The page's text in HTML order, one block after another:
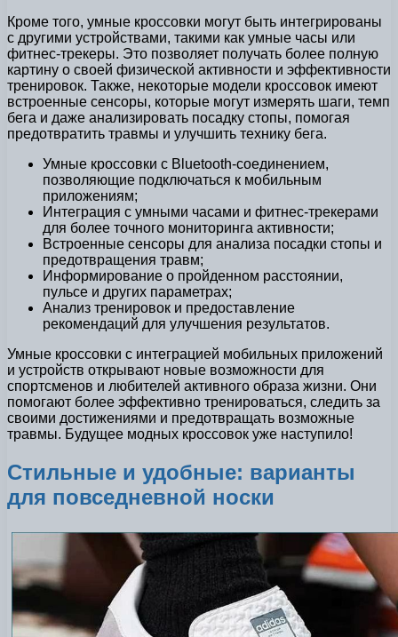
Кроме того, умные кроссовки могут быть интегрированы
с другими устройствами, такими как умные часы или
фитнес-трекеры. Это позволяет получать более полную
картину о своей физической активности и эффективности
тренировок. Также, некоторые модели кроссовок имеют
встроенные сенсоры, которые могут измерять шаги, темп
бега и даже анализировать посадку стопы, помогая
предотвратить травмы и улучшить технику бега.
Умные кроссовки с Bluetooth-соединением,
позволяющие подключаться к мобильным
приложениям;
Интеграция с умными часами и фитнес-трекерами
для более точного мониторинга активности;
Встроенные сенсоры для анализа посадки стопы и
предотвращения травм;
Информирование о пройденном расстоянии,
пульсе и других параметрах;
Анализ тренировок и предоставление
рекомендаций для улучшения результатов.
Умные кроссовки с интеграцией мобильных приложений
и устройств открывают новые возможности для
спортсменов и любителей активного образа жизни. Они
помогают более эффективно тренироваться, следить за
своими достижениями и предотвращать возможные
травмы. Будущее модных кроссовок уже наступило!
Стильные и удобные: варианты
для повседневной носки